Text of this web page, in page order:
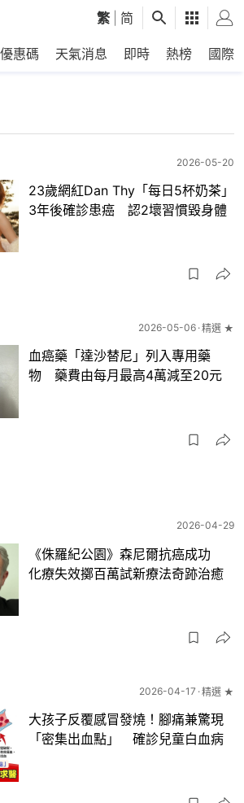
繁 简
惠碼 天氣消息 即時 熱榜 國際
2026-05-20
23歲網紅Dan Thy「每日5杯奶茶」
3年後確診患癌 認2壞習慣毀身體
2026-05-06 精選 ★
血癌藥「達沙替尼」列入專用藥
物 藥費由每月最高4萬減至20元
2026-04-29
《侏羅紀公園》森尼爾抗癌成功
化療失效擲百萬試新療法奇跡治癒
2026-04-17 精選 ★
大孩子反覆感冒發燒！腳痛兼驚現
「密集出血點」 確診兒童白血病